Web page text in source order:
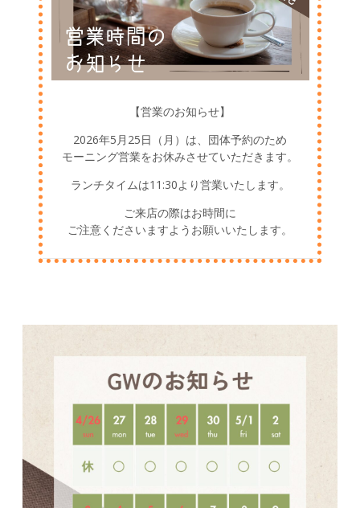
【営業のお知らせ】
2026年5月25日（月）は、団体予約のため
モーニング営業をお休みさせていただきます。
ランチタイムは11:30より営業いたします。
ご来店の際はお時間に
ご注意くださいますようお願いいたします。